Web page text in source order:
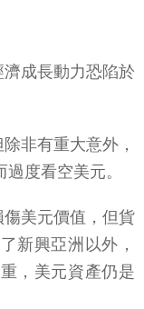
成長動力恐陷於
非有重大意外，
度看空美元。
美元價值，但貨
新興亞洲以外，
，美元資產仍是